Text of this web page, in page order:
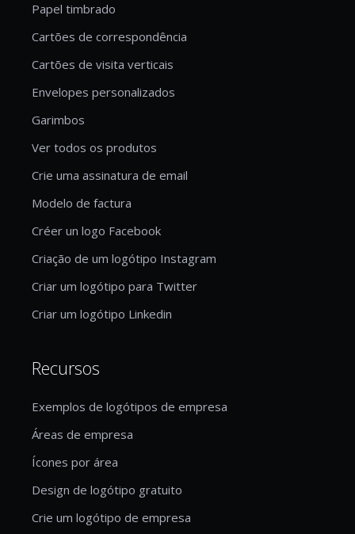
Papel timbrado
Cartões de correspondência
Cartões de visita verticais
Envelopes personalizados
Garimbos
Ver todos os produtos
Crie uma assinatura de email
Modelo de factura
Créer un logo Facebook
Criação de um logótipo Instagram
Criar um logótipo para Twitter
Criar um logótipo Linkedin
Recursos
Exemplos de logótipos de empresa
Áreas de empresa
Ícones por área
Design de logótipo gratuito
Crie um logótipo de empresa